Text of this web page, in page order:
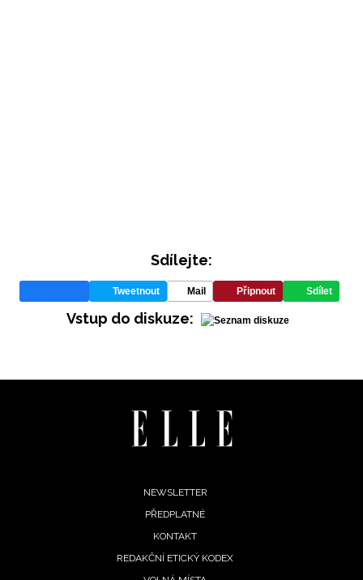
INFORMACE
Sdílejte:
Tweetnout Mail Připnout Sdílet
Vstup do diskuze:
NEWSLETTER
PŘEDPLATNÉ
KONTAKT
REDAKČNÍ ETICKÝ KODEX